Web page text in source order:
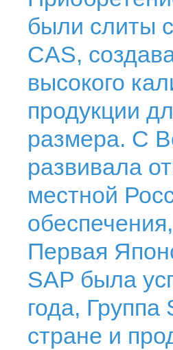
были слиты
CAS,
высокого
продукции
размера. С
развивала
местной
Первая
SAP была
года,
стране и